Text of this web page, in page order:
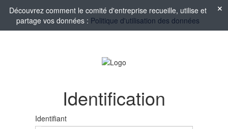
Découvrez comment le comité d'entreprise recueille, utilise et
partage vos données : Politique d'utilisation des données
Identification
Identifiant